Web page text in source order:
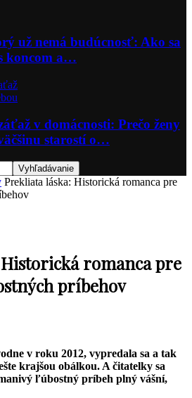
už nemá budúcnosť: Ako sa
koncom a…
v domácnosti: Prečo ženy
starostí o…
Prekliata láska: Historická romanca pre
romanca pre
príbehov
v roku 2012, vypredala sa a tak
krajšou obálkou. A čitatelky sa
ľúbostný príbeh plný vášní,